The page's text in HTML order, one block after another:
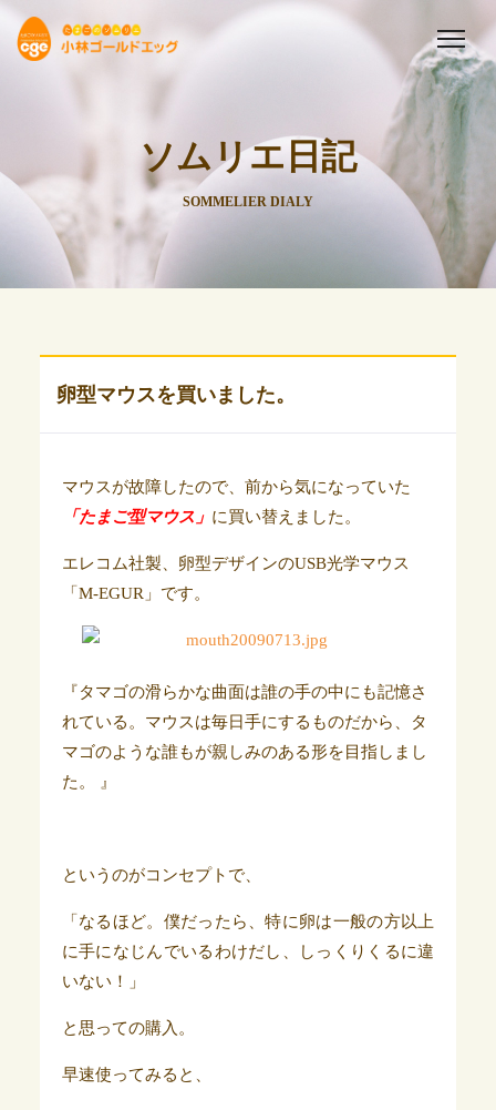
ソムリエ日記
SOMMELIER DIALY
卵型マウスを買いました。
マウスが故障したので、前から気になっていた
「たまご型マウス」 に買い替えました。
エレコム社製、卵型デザインのUSB光学マウス
「M-EGUR」です。
『タマゴの滑らかな曲面は誰の手の中にも記憶さ
れている。マウスは毎日手にするものだから、タ
マゴのような誰もが親しみのある形を目指しまし
た。 』
というのがコンセプトで、
「なるほど。僕だったら、特に卵は一般の方以上
に手になじんでいるわけだし、しっくりくるに違
いない！」
と思っての購入。
早速使ってみると、